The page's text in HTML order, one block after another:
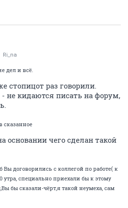
Ri_na
дел и всё.
стопицот раз говорили.
- не кидаются писать на форум,
сказанное
основании чего сделан такой
Вы договорились с коллегой по работе( к
утра, специально приехали бы к этому
бы сказали-чёрт,я такой неумеха, сам